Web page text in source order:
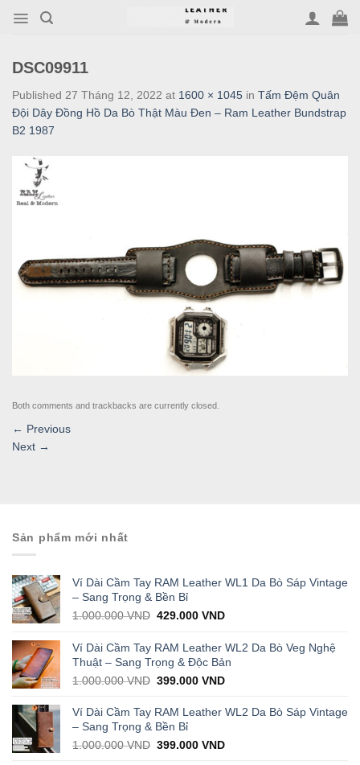
DSC09911
Published 27 Tháng 12, 2022 at 1600 × 1045 in Tấm Đệm Quân
Đội Dây Đồng Hồ Da Bò Thật Màu Đen – Ram Leather Bundstrap
B2 1987
Both comments and trackbacks are currently closed.
← Previous
Next →
Sản phẩm mới nhất
Ví Dài Cầm Tay RAM Leather WL1 Da Bò Sáp Vintage
– Sang Trọng & Bền Bỉ
1.000.000VND Original
was:
1.000.000 VND.
429.000VNDCurrent
is:
429.000 VND.
Ví Dài Cầm Tay RAM Leather WL2 Da Bò Veg Nghệ
Thuật – Sang Trọng & Độc Bản
1.000.000VND Original
was:
1.000.000 VND.
399.000VNDCurrent
is:
Ví Dài Cầm Tay RAM Leather WL2 Da Bò Sáp Vintage
– Sang Trọng & Bền Bỉ
1.000.000VND Original
399.000VNDCurrent